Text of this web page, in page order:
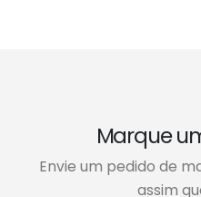
Marque
Envie um pedido de
assim